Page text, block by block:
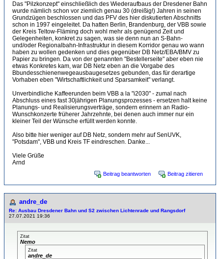
Das "Pilzkonzept" einschließlich des Wiederaufbaus der Dresdener Bahn
wurde nämlich schon vor ziemlich genau 30 (dreißig!) Jahren in seinen
Grundzügen beschlossen und das PFV des hier diskutierten Abschnitts
schon in 1997 eingeleitet. Da hatten Berlin, Brandenburg, der VBB sowie
der Kreis Teltow-Fläming doch wohl mehr als genügend Zeit und
Gelegenheiten, konkret zu sagen, was sie denn nun an S-Bahn-
und/oder Regionalbahn-Infrastruktur in diesem Korridor genau wo wann
haben zu wollen gedenken und dies gegenüber DB Netz/EBA/BMV zu
Papier zu bringen. Da von der genannten "Bestellerseite" aber eben nie
etwas Konkretes kam, war DB Netz eben an die Vorgabe des
Bbundesschienenwegeausbaugesetzes gebunden, das für derartige
Vorhaben eben "Wirtschaftlichkeit und Sparsamkeit" verlangt.
Unverbindliche Kaffeerunden beim VBB a la "i2030" - zumal nach
Abschluss eines fast 30jährigen Planungsprozesses - ersetzen halt keine
Planungs- und Realisierungsverträge, sondern erinnern an Radio-
Wunschkonzerte früherer Jahrzehnte, bei denen auch immer nur ein
kleiner Teil der Wünsche erfüllt werden konnte.
Also bitte hier weniger auf DB Netz, sondern mehr auf SenUVK,
"Potsdam", VBB und Kreis TF eindreschen. Danke...
Viele Grüße
Arnd
Beitrag beantworten Beitrag zitieren
andre_de
Re: Ausbau Dresdener Bahn und S2 zwischen Lichtenrade und Rangsdorf
27.07.2021 19:36
Zitat
Nemo
Zitat
andre_de